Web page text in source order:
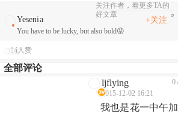
关注作者，看更多TA的
好文章
Yesenia
You have to be lucky, but also bold😜
+关注
14人赞
全部评论
ljflying
2015-12-02 16:21
0
我也是花一中午加